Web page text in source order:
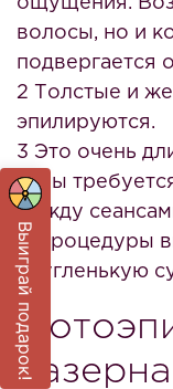
волосы, но и
подвергается
2 Толстые и
эпилируются.
3 Это очень
зоны
между
4 Процедуры
кругленькую
Выиграй подарок!